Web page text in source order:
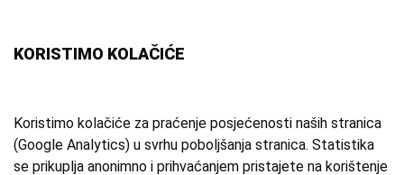
građe:
vrijeme
izrade:
1954. g.
zbirka: Umjetnička zbirka
KORISTIMO KOLAČIĆE
Koristimo kolačiće za praćenje posjećenosti naših stranica
(Google Analytics) u svrhu poboljšanja stranica. Statistika
se prikuplja anonimno i prihvaćanjem pristajete na korištenje